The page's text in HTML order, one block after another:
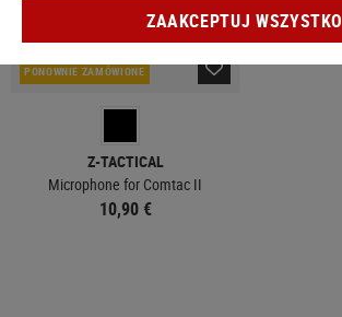
PONOWNIE ZAMÓWIONE
Z-TACTICAL
Microphone for Comtac II
10,90 €
ZAAKCEPTUJ WSZYSTKO